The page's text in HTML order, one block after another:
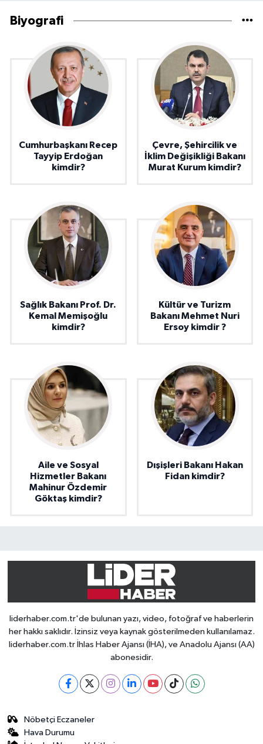
Biyografi
Cumhurbaşkanı Recep
Tayyip Erdoğan
kimdir?
Çevre, Şehircilik ve
İklim Değişikliği Bakanı
Murat Kurum kimdir?
Sağlık Bakanı Prof. Dr.
Kemal Memişoğlu
kimdir?
Kültür ve Turizm
Bakanı Mehmet Nuri
Ersoy kimdir ?
Aile ve Sosyal
Hizmetler Bakanı
Mahinur Özdemir
Göktaş kimdir?
Dışişleri Bakanı Hakan
Fidan kimdir?
liderhaber.com.tr'de bulunan yazı, video, fotoğraf ve haberlerin
her hakkı saklıdır. İzinsiz veya kaynak gösterilmeden kullanılamaz.
liderhaber.com.tr İhlas Haber Ajansı (İHA), ve Anadolu Ajansı (AA)
abonesidir.
Nöbetçi Eczaneler
Hava Durumu